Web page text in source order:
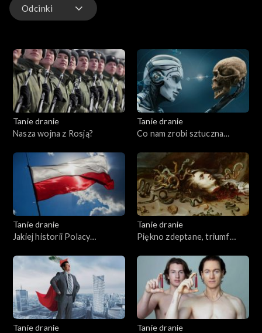
narodowym? Gośćmi programu są: historyk Marek Budzisz i
politolog dr Krzysztof Mazur.
Odcinki
Tanie dranie
Nasza wojna z Rosją?
Tanie dranie
Co nam zrobi sztuczna
Tanie dranie
Jakiej historii Polacy
Tanie dranie
Piękno zdeptane, triumf
Tanie dranie
Tanie dranie